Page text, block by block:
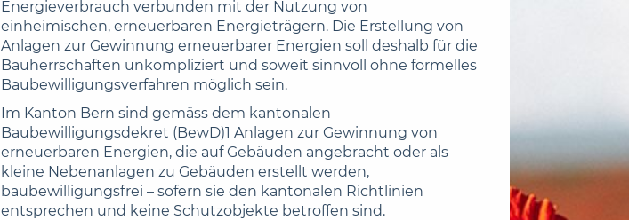
Energieverbrauch verbunden mit der Nutzung von
einheimischen, erneuerbaren Energieträgern. Die Erstellung von
Anlagen zur Gewinnung erneuerbarer Energien soll deshalb für die
Bauherrschaften unkompliziert und soweit sinnvoll ohne formelles
Baubewilligungsverfahren möglich sein.
Im Kanton Bern sind gemäss dem kantonalen
Baubewilligungsdekret (BewD)1 Anlagen zur Gewinnung von
erneuerbaren Energien, die auf Gebäuden angebracht oder als
kleine Nebenanlagen zu Gebäuden erstellt werden,
baubewilligungsfrei – sofern sie den kantonalen Richtlinien
entsprechen und keine Schutzobjekte betroffen sind.